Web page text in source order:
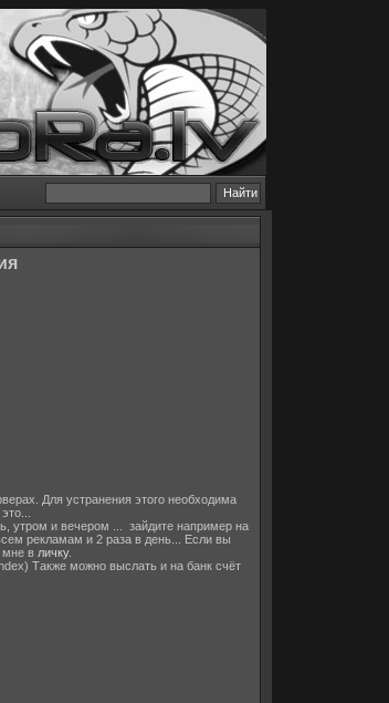
Для устранения этого необходима
утром и вечером ... зайдите например на
рекламам и 2 раза в день... Если вы
мне в личку.
Также можно выслать и на банк счёт